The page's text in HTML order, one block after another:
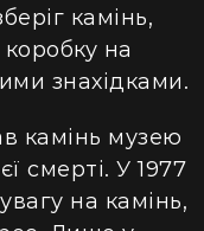
камінь,
на
знахідками.
камінь музею
смерті. У 1977
на камінь,